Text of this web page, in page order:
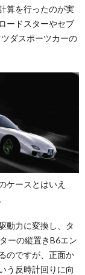
算を行ったのが実
ードスターやセブ
ダスポーツカーの
ケースとはいえ
動力に変換し、タ
ーの縦置きB6エン
のですが、正面か
う反時計回りに向